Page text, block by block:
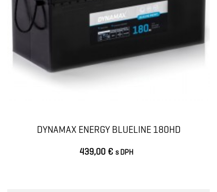
DYNAMAX ENERGY BLUELINE 180HD
439,00 € s DPH